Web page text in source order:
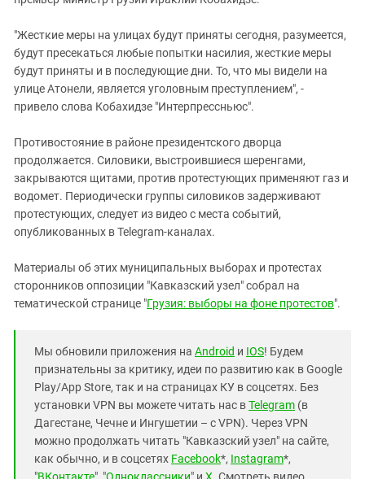
"Жесткие меры на улицах будут приняты сегодня, разумеется,
будут пресекаться любые попытки насилия, жесткие меры
будут приняты и в последующие дни. То, что мы видели на
улице Атонели, является уголовным преступлением", -
привело слова Кобахидзе "Интерпрессньюс".
Противостояние в районе президентского дворца
продолжается. Силовики, выстроившиеся шеренгами,
закрываются щитами, против протестующих применяют газ и
водомет. Периодически группы силовиков задерживают
протестующих, следует из видео с места событий,
опубликованных в Telegram-каналах.
Материалы об этих муниципальных выборах и протестах
сторонников оппозиции "Кавказский узел" собрал на
тематической странице "Грузия: выборы на фоне протестов".
Мы обновили приложения на Android и IOS! Будем
признательны за критику, идеи по развитию как в Google
Play/App Store, так и на страницах КУ в соцсетях. Без
установки VPN вы можете читать нас вTelegram (в
Дагестане, Чечне и Ингушетии – с VPN). Через VPN
можно продолжать читать "Кавказский узел" на сайте,
как обычно, и в соцсетях Facebook*, Instagram*,